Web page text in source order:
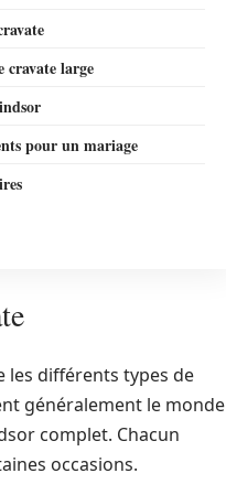
cravate large
pour un mariage
les différents types de
généralement le monde
complet. Chacun
occasions.